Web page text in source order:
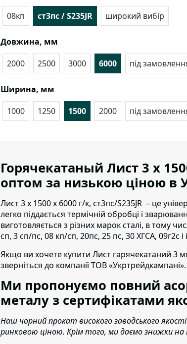
08кп
ст3пс / S235JR широкий вибір
Довжина, мм
2000
2500 3000 6000 під
Ширина, мм
1000
1250 1500 2000 під
Горячекатаный Лист 3 х
оптом за низькою ціною в
Лист 3 х 1500 х 6000 г/к, ст3пс/S235JR – це
легко піддається термічній обробці і
виготовляється з різних марок сталі, в тому
сп, 3 сп/пс, 08 кп/сп, 20пс, 25 пс, 30 ХГСА, 09г2с і
Якщо ви хочете купити Лист гарячекатаний 3
зверніться до компанії ТОВ «Укртрейдкампані».
Ми пропонуємо повний
металу з сертифікатами
Наш чорний прокат високого заводського
ринковою ціною. Крім того, ми даємо знижки